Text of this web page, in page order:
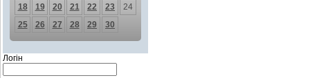
18
19 20 21 22 23
24
25
26 27 28 29 30
Логін